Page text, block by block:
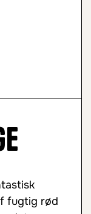
fugtig rød